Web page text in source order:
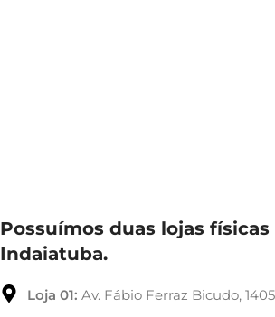
Possuímos duas lojas
Indaiatuba.
Loja 01: Av. Fábio Ferraz Bicudo, 1405